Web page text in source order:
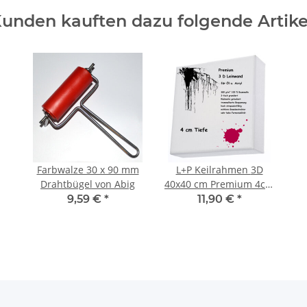
kauften dazu folgende
Farbwalze 30 x 90 mm
Drahtbügel von Abig
9,59 € *
L+P Keilrahmen 3D
40x40 cm Premium 4cm
360g
11,90 € *